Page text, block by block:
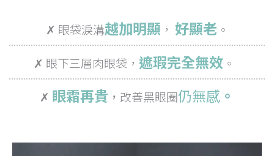
✗ 眼袋淚溝越加明顯 ， 好顯老 。
✗ 眼下三層肉眼袋， 遮瑕完全無效 。
✗ 眼霜再貴 ， 改善黑眼圈仍無感 。